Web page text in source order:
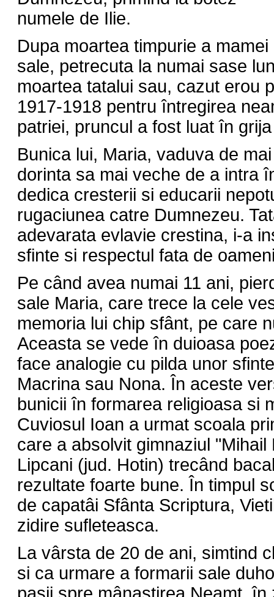
numele de Ilie.
Dupa moartea timpurie a mamei
sale, petrecuta la numai sase
moartea tatalui sau, cazut erou
1917-1918 pentru întregirea
patriei, pruncul a fost luat în
Bunica lui, Maria, vaduva de
dorinta sa mai veche de a intra
dedica cresterii si educarii
rugaciunea catre Dumnezeu.
adevarata evlavie crestina, i-a
sfinte si respectul fata de
Pe când avea numai 11 ani,
sale Maria, care trece la cele
memoria lui chip sfânt, pe care
Aceasta se vede în duioasa
face analogie cu pilda unor
Macrina sau Nona. În aceste
bunicii în formarea religioasa si
Cuviosul Ioan a urmat scoala
care a absolvit gimnaziul "Mihail
Lipcani (jud. Hotin) trecând
rezultate foarte bune. În timpul
de capatâi Sfânta Scriptura,
zidire sufleteasca.
La vârsta de 20 de ani, simtind
si ca urmare a formarii sale